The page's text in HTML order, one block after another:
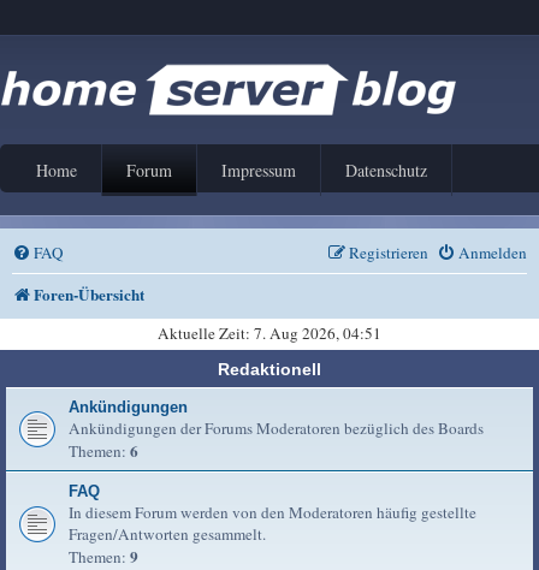
Home Forum Impressum Datenschutz
FAQ Anmelden
Registrieren
Foren-Übersicht
Aktuelle Zeit: 7. Aug 2026, 04:51
Redaktionell
Ankündigungen
Ankündigungen der Forums Moderatoren bezüglich des Boards
Themen: 6
FAQ
In diesem Forum werden von den Moderatoren häufig gestellte
Fragen/Antworten gesammelt.
Themen: 9